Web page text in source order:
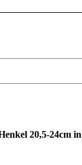
20,5-24cm